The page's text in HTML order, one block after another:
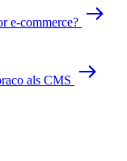
e-commerce?
als CMS